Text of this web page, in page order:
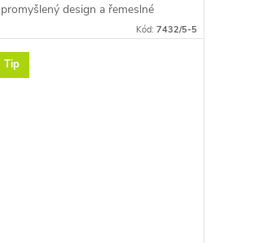
promyšlený design a řemeslné
zpracování, aby vašim nohám
(široká)...
Kód: 7432/5-5
Tip